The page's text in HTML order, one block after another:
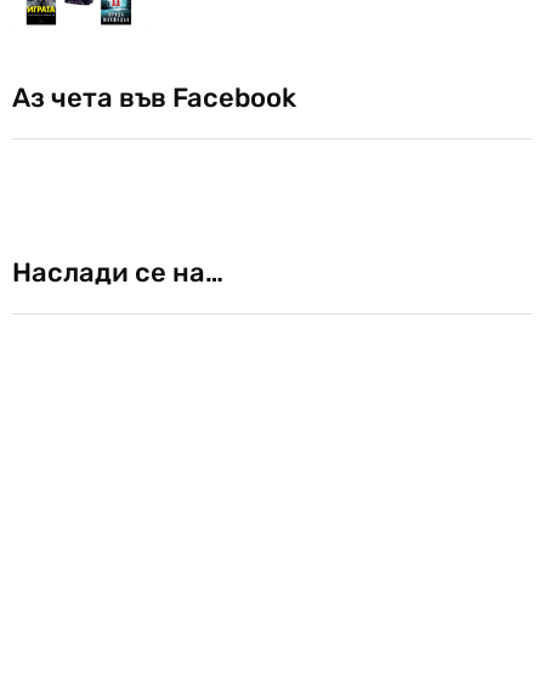
Аз чета във Facebook
Наслади се на…